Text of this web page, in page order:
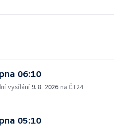
06:10
vysílání9. 8. 2026 na ČT24
05:10